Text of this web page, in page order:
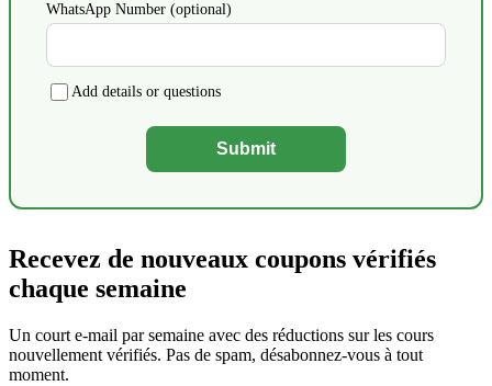
WhatsApp Number (optional)
Add details or questions
Submit
Recevez de nouveaux coupons vérifiés
chaque semaine
Un court e-mail par semaine avec des réductions sur les cours
nouvellement vérifiés. Pas de spam, désabonnez-vous à tout
moment.